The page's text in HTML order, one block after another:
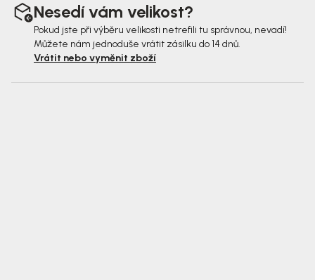
Nesedí vám velikost?
Pokud jste při výběru velikosti netrefili tu správnou, nevadí!
Můžete nám jednoduše vrátit zásilku do 14 dnů.
Vrátit nebo vyměnit zboží